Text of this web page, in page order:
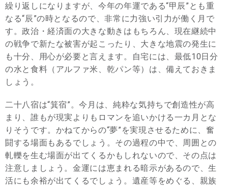
繰り返しになりますが、今年の年運である“甲辰”とも重
なる“辰”の時となるので、非常に力強い引力が働く月で
す。政治・経済面の大きな動きはもちろん、現在継続中
の戦争で新たな被害が起こったり、大きな地震の発生に
も十分、用心が必要と言えます。自宅には、最低10日分
の水と食料（アルファ米、乾パン等）は、備えておきま
しょう。
二十八宿は“箕宿”。今月は、純粋な気持ちで創造性が高
まり、誰もが現実よりもロマンを追いかける一カ月とな
りそうです。かねてからの“夢”を実現させるために、奮
闘する場面もあるでしょう。その過程の中で、周囲との
軋轢を生む場面が出てくるかもしれないので、その点は
注意しましょう。金運には恵まれる暗示があるので、生
活にも余裕が出てくるでしょう。遺産等をめぐる、親族